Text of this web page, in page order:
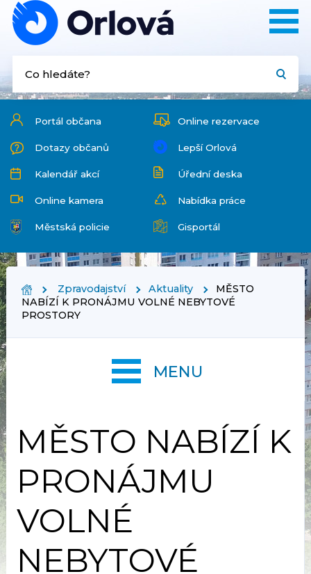
Portál občana Online rezervace
Dotazy občanů Lepší Orlová
Kalendář akcí Úřední deska
Online kamera Nabídka práce
Městská policie Gisportál
Zpravodajství Aktuality
MĚSTO
NABÍZÍ K PRONÁJMU VOLNÉ NEBYTOVÉ
PROSTORY
MĚSTO NABÍZÍ K
PRONÁJMU
VOLNÉ
NEBYTOVÉ
MENU